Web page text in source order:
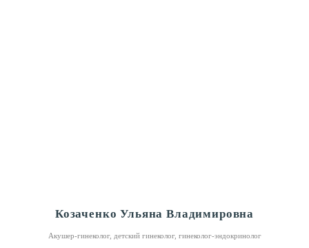
Козаченко Ульяна Владимировна
Акушер-гинеколог, детский гинеколог, гинеколог-эндокринолог